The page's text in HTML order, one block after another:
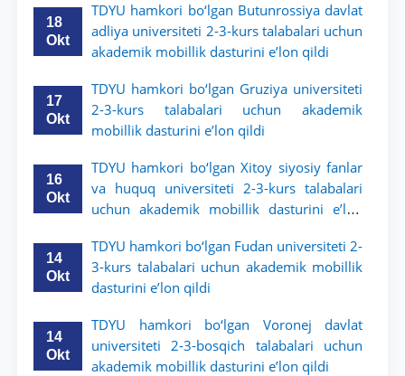
18
Okt
TDYU hamkori bo‘lgan Butunrossiya davlat
adliya universiteti 2-3-kurs talabalari uchun
akademik mobillik dasturini e’lon qildi
17
Okt
TDYU hamkori bo‘lgan Gruziya universiteti
2-3-kurs talabalari uchun akademik
mobillik dasturini e’lon qildi
16
Okt
TDYU hamkori bo‘lgan Xitoy siyosiy fanlar
va huquq universiteti 2-3-kurs talabalari
uchun akademik mobillik dasturini e’lon
14
Okt
TDYU hamkori bo‘lgan Fudan universiteti 2-
3-kurs talabalari uchun akademik mobillik
dasturini e’lon qildi
14
Okt
TDYU hamkori bo‘lgan Voronej davlat
universiteti 2-3-bosqich talabalari uchun
akademik mobillik dasturini e’lon qildi